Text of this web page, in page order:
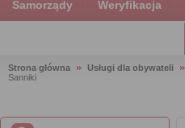
Samorządy Weryfikacja
Strona główna Usługi dla obywateli
Sanniki